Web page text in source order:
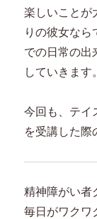
楽しいことが
りの彼女なら
での日常の出
していきます。
今回も、テイ
を受講した際
精神障がい者
毎日がワクワ